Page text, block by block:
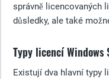
správně licencovaných
důsledky, ale také
Typy licencí Windows
Existují dva hlavní typy